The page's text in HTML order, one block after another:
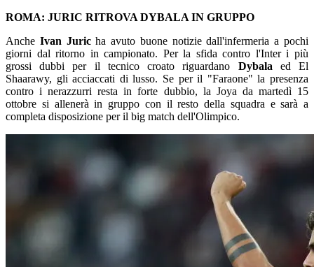
ROMA: JURIC RITROVA DYBALA IN GRUPPO
Anche Ivan Juricha avuto buone notizie dall'infermeria a pochi
giorni dal ritorno in campionato. Per la sfida contro l'Inter i più
grossi dubbi per il tecnico croato riguardano Dybala ed El
Shaarawy, gli acciaccati di lusso. Se per il "Faraone" la presenza
contro i nerazzurri resta in forte dubbio, la Joya da martedì 15
ottobre si allenerà in gruppo con il resto della squadra e sarà a
completa disposizione per il big match dell'Olimpico.